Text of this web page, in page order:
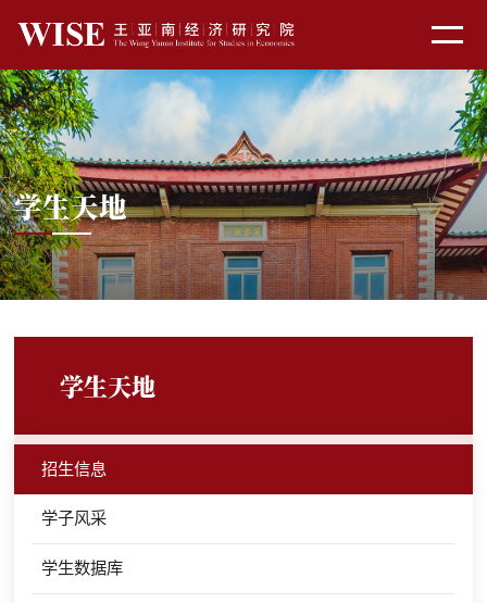
学生天地
学生天地
招生信息
学子风采
学生数据库